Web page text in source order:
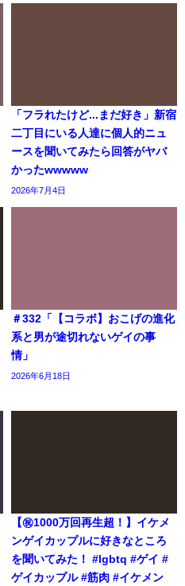
「フラれたけど...まだ好き」新宿
二丁目にいる人達に個人的ニュ
ースを聞いてみたら回答がヤバ
かったwwwww
2026年7月4日
＃332「【コラボ】おこげの進化
系と男が途切れないゲイの事
情」
2026年6月18日
【㊗️1000万回再生超！】イケメ
ンゲイカップルに好きなところ
を聞いてみた！ #lgbtq #ゲイ #
ゲイカップル #筋肉 #イケメン